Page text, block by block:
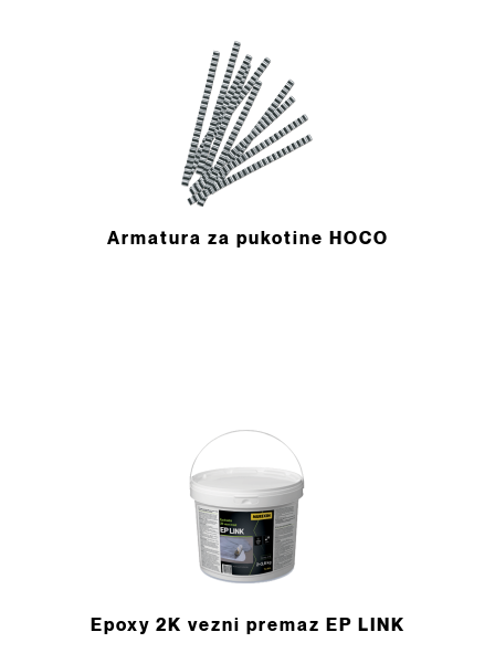
Armatura za pukotine HOCO
Epoxy 2K vezni premaz EP LINK